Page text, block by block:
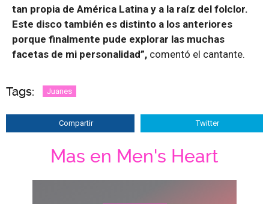
tan propia de América Latina y a la raíz del folclor.
Este disco también es distinto a los anteriores
porque finalmente pude explorar las muchas
facetas de mi personalidad”, comentó el cantante.
Tags: Juanes
Compartir Twitter
Mas en Men's Heart